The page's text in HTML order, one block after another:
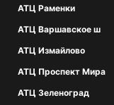
АТЦ Раменки
АТЦ Варшавское ш
АТЦ Измайлово
АТЦ Проспект Мира
АТЦ Зеленоград